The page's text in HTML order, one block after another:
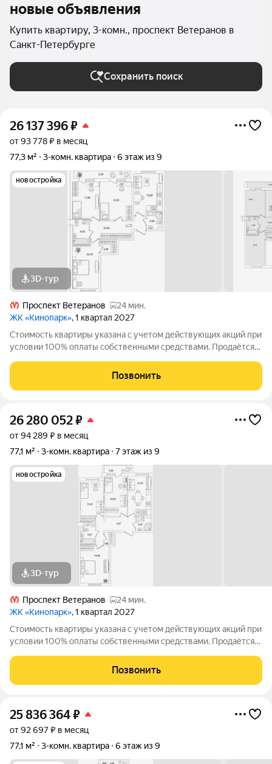
новые объявления
Купить квартиру, 3-комн., проспект Ветеранов в
Санкт-Петербурге
Сохранить поиск
26 137 396₽
от 93 778 ₽ в месяц
77,3 м²
3-комн. квартира 6 этаж из 9
новостройка
3D-тур
Проспект Ветеранов
24 мин.
ЖК «Кинопарк», 1 квартал 2027
Стоимость квартиры указана с учетом действующих акций при
условии 100% оплаты собственными средствами. Продаётся
(Росстройинвест). Квартира находится в 9 этажном доме, в
Очередь 1, Корпус 1
Позвонить
26 280 052₽
от 94 289 ₽ в месяц
77,1 м²
3-комн. квартира 7 этаж из 9
новостройка
3D-тур
Проспект Ветеранов
24 мин.
ЖК «Кинопарк», 1 квартал 2027
Стоимость квартиры указана с учетом действующих акций при
условии 100% оплаты собственными средствами. Продаётся
(Росстройинвест). Квартира находится в 9 этажном доме, в
Очередь 1, Корпус 1
Позвонить
25 836 364₽
от 92 697 ₽ в месяц
77,1 м²
3-комн. квартира 6 этаж из 9